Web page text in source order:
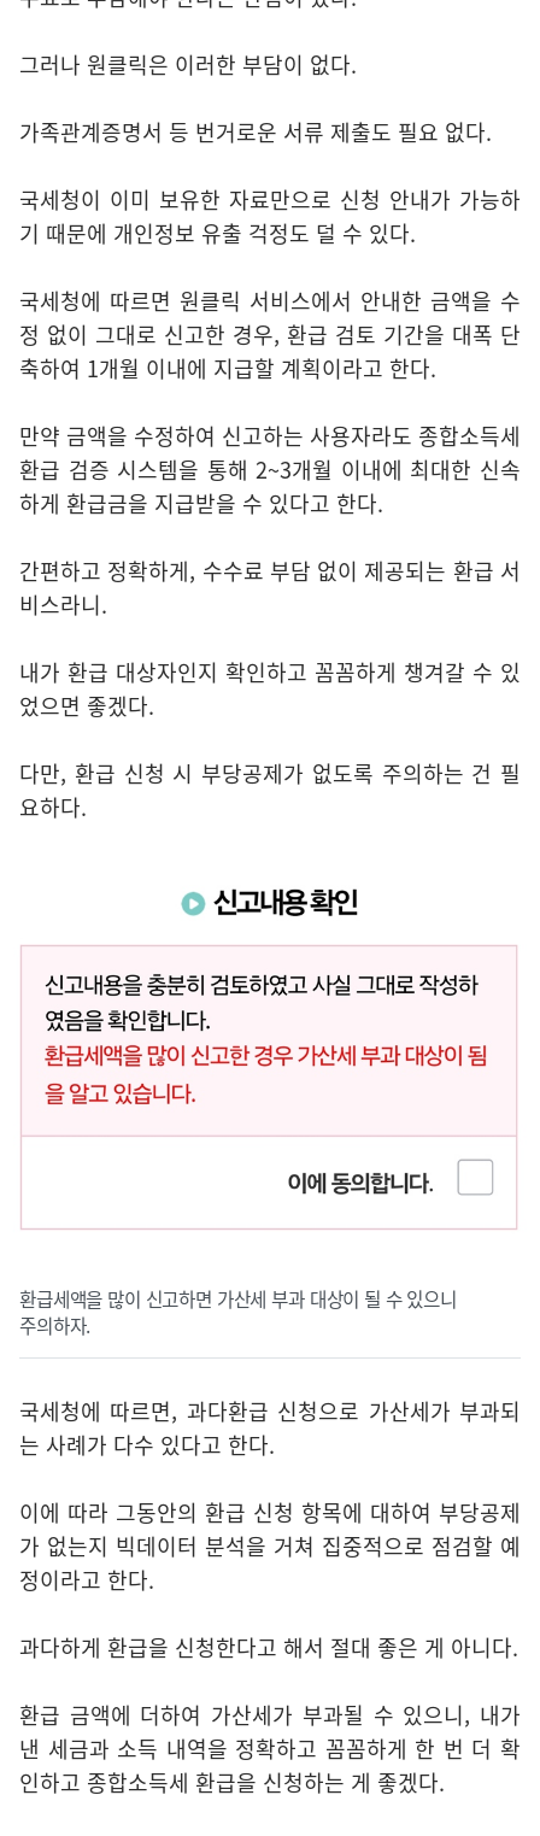
그러나 원클릭은 이러한 부담이 없다.
가족관계증명서 등 번거로운 서류 제출도 필요 없다.
국세청이 이미 보유한 자료만으로 신청 안내가 가능하
기 때문에 개인정보 유출 걱정도 덜 수 있다.
국세청에 따르면 원클릭 서비스에서 안내한 금액을 수
정 없이 그대로 신고한 경우, 환급 검토 기간을 대폭 단
축하여 1개월 이내에 지급할 계획이라고 한다.
만약 금액을 수정하여 신고하는 사용자라도 종합소득세
환급 검증 시스템을 통해 2~3개월 이내에 최대한 신속
하게 환급금을 지급받을 수 있다고 한다.
간편하고 정확하게, 수수료 부담 없이 제공되는 환급 서
비스라니.
내가 환급 대상자인지 확인하고 꼼꼼하게 챙겨갈 수 있
었으면 좋겠다.
다만, 환급 신청 시 부당공제가 없도록 주의하는 건 필
요하다.
환급세액을 많이 신고하면 가산세 부과 대상이 될 수 있으니
주의하자.
국세청에 따르면, 과다환급 신청으로 가산세가 부과되
는 사례가 다수 있다고 한다.
이에 따라 그동안의 환급 신청 항목에 대하여 부당공제
가 없는지 빅데이터 분석을 거쳐 집중적으로 점검할 예
정이라고 한다.
과다하게 환급을 신청한다고 해서 절대 좋은 게 아니다.
환급 금액에 더하여 가산세가 부과될 수 있으니, 내가
낸 세금과 소득 내역을 정확하고 꼼꼼하게 한 번 더 확
인하고 종합소득세 환급을 신청하는 게 좋겠다.